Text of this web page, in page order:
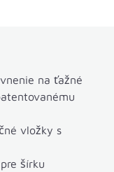
na ťažné
vložky s
šírku